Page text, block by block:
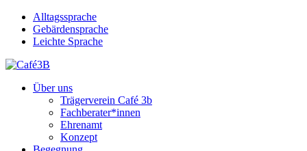
Skip
main
Alltagssprache
Gebärdensprache
Leichte Sprache
Menu
Über uns
Trägerverein Café 3b
Fachberater*innen
Ehrenamt
Konzept